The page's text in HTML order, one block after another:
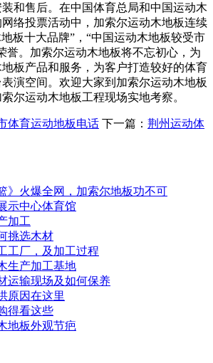
和售后。在中国体育总局和中国运动木
络投票活动中，加索尔运动木地板连续
板十大品牌”，“中国运动木地板较受市
誉。加索尔运动木地板将不忘初心，为
板产品和服务，为客户打造较好的体育
演空间。欢迎大家到加索尔运动木地板
尔运动木地板工程现场实地考察。
体育运动地板电话 下一篇： 荆州运动体
》火爆全网，加索尔地板功不可
示中心体育馆
加工
挑选木材
工厂，及加工过程
生产加工基地
运输现场及如何保养
原因在这里
得看这些
地板外观节疤